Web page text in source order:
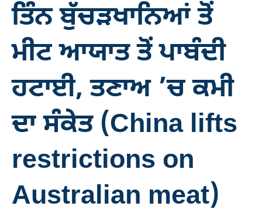
ਤਿੰਨ ਬੁੱਚੜਖਾਨਿਆਂ ਤੋਂ
ਮੀਟ ਆਯਾਤ ਤੋਂ ਪਾਬੰਦੀ
ਹਟਾਈ, ਤਣਾਅ ’ਚ ਕਮੀ
ਦਾ ਸੰਕੇਤ (China lifts
restrictions on
Australian meat)